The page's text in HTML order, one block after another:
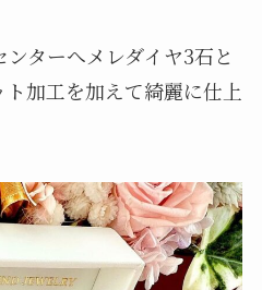
ターへメレダイヤ3石と
加工を加えて綺麗に仕上